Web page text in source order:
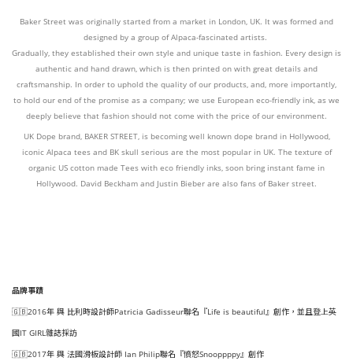
Baker Street was originally started from a market in London, UK. It was formed and
designed by a group of Alpaca-fascinated artists.
Gradually, they established their own style and unique taste in fashion. Every design is
authentic and hand drawn, which is then printed on with great details and
craftsmanship. In order to uphold the quality of our products, and, more importantly,
to hold our end of the promise as a company; we use European eco-friendly ink, as we
deeply believe that fashion should not come with the price of our environment.
UK Dope brand, BAKER STREET, is becoming well known dope brand in Hollywood,
iconic Alpaca tees and BK skull serious are the most popular in UK. The texture of
organic US cotton made Tees with eco friendly inks, soon bring instant fame in
Hollywood. David Beckham and Justin Bieber are also fans of Baker street.
品牌事蹟
🇬🇧2016年 與 比利時設計師Patricia Gadisseur聯名『Life is beautiful』創作，並且登上英
國IT GIRL雜誌採訪
🇬🇧2017年 與 法國滑板設計師 Ian Philip聯名『憤怒Snooppppy』創作